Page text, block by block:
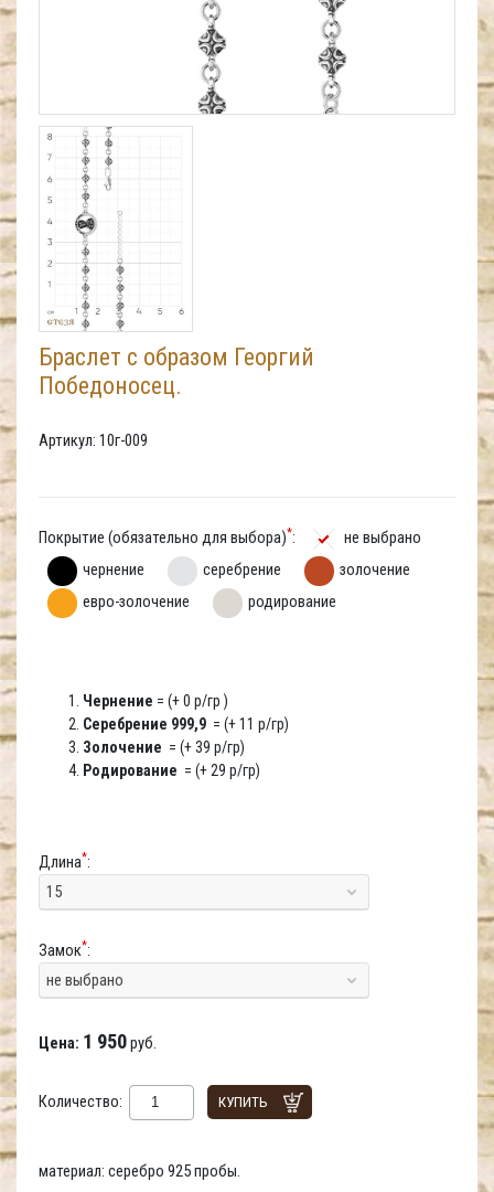
Браслет с образом Георгий
Победоносец.
Артикул: 10г-009
Покрытие (обязательно для выбора)*:
не выбрано
чернение
серебрение
золочение
евро-золочение
родирование
Чернение = (+ 0 р/гр )
Серебрение 999,9 = (+ 11 р/гр)
Золочение = (+ 39 р/гр)
Родирование = (+ 29 р/гр)
Длина*:
15
Замок*:
не выбрано
Цена: 1 950руб.
Количество: КУПИТЬ
материал: серебро 925 пробы.